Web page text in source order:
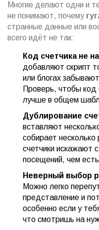
Многие делают одни и
не понимают, почему
странные данные или
всего идёт не так:
Код счетчика не
добавляют скрипт
или блогах
Проверь, чтобы код
лучше в общем
Дублирование
вставляют
собирает
счетчики искажают
посещений, чем
Неверный выбор
Можно легко
представление и
особенно если у
что смотришь на